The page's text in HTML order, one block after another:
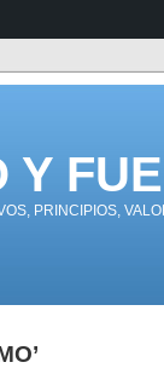
Y
PRINCIPIOS,